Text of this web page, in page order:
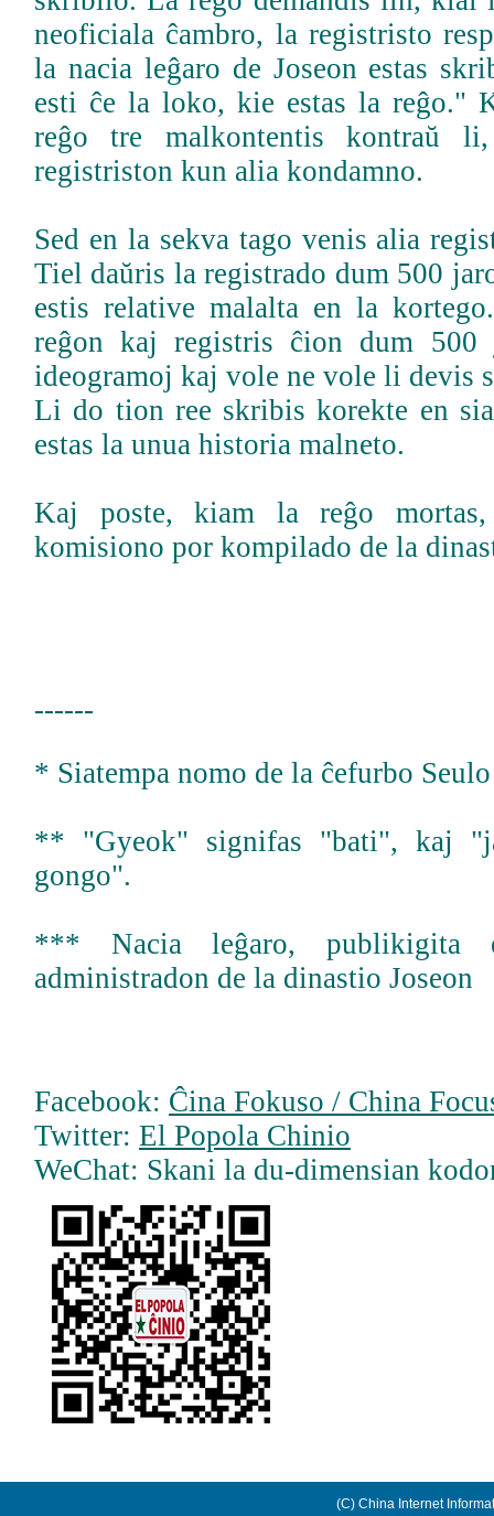
neoficiala ĉambro, la registristo
la nacia leĝaro de Joseon estas
esti ĉe la loko, kie estas la reĝo."
reĝo tre malkontentis
registriston kun alia kondamno.
Sed en la sekva tago venis alia
Tiel daŭris la registrado dum 500
estis relative malalta en la
reĝon kaj registris ĉion dum
ideogramoj kaj vole ne vole li devis
Li do tion ree skribis korekte en
estas la unua historia malneto.
Kaj poste, kiam la reĝo
komisiono por kompilado de la
------
* Siatempa nomo de la ĉefurbo Seulo
** "Gyeok" signifas "bati", kaj
gongo".
*** Nacia leĝaro,
administradon de la dinastio Joseon
Facebook: Ĉina Fokuso / China
Twitter: El Popola Chinio
WeChat: Skani la du-dimensian
(C) China Internet